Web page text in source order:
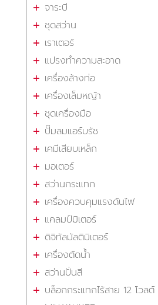
จาระบี
ชุดสว่าน
เราเตอร์
แปรงทำความสะอาด
เครื่องล้างท่อ
เครื่องเล็มหญ้า
ชุดเครื่องมือ
ปั๊มลมแอร์บรัช
เคมีเสียบเหล็ก
มอเตอร์
สว่านกระแทก
เครื่องควบคุมแรงดันไฟ
แคลมป์มิเตอร์
ดิจิทัลมัลติมิเตอร์
เครื่องตัดน้ำ
สว่านปั่นสี
บล็อกกระแทกไร้สาย 12 โวลต์